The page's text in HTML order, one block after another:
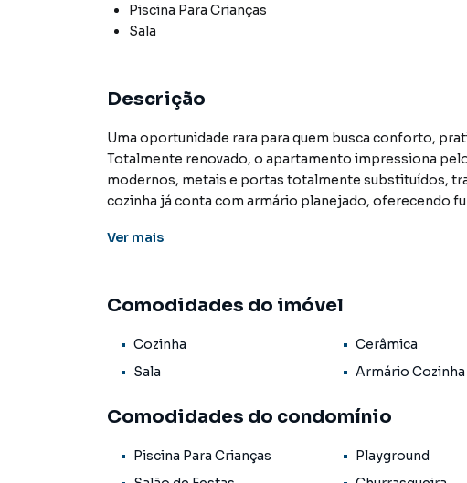
Piscina Para Crianças
Sala
Descrição
Uma oportunidade rara para quem busca conforto,
Totalmente renovado, o apartamento impressiona
modernos, metais e portas totalmente substituídos,
cozinha já conta com armário planejado, oferecendo
O imóvel ainda dispõe de preparação para ar-
precisa a poucos passos de casa.
Ver mais
Comodidades do imóvel
Cozinha Cerâmica
Sala
Armário Cozinha
Comodidades do condomínio
Piscina Para Crianças Playground